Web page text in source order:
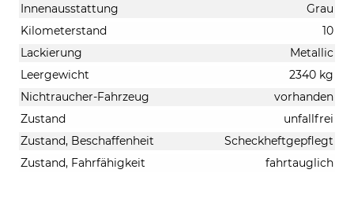
Innenausstattung
Grau
Kilometerstand
10
Lackierung
Metallic
Leergewicht
2340 kg
Nichtraucher-Fahrzeug
vorhanden
Zustand
unfallfrei
Zustand, Beschaffenheit
Scheckheftgepflegt
Zustand, Fahrfähigkeit
fahrtauglich